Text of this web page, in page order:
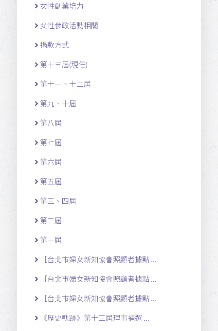
女性創業培力
女性參政活動相關
捐款方式
第十三屆(現任)
第十一 、十二 屆
第九、十屆
第八屆
第七屆
第六屆
第五屆
第三、四屆
第二屆
第一屆
［台北市婦女新知協會照顧者據點 ...
［台北市婦女新知協會照顧者據點 ...
［台北市婦女新知協會照顧者據點 ...
《歷史軌跡》第十三屆理事補選 ...